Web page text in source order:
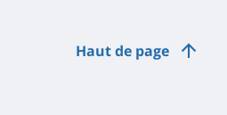
Haut de page